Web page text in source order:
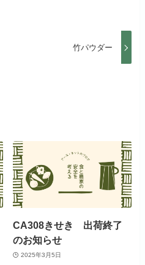
竹パウダー
CA308きせき 出荷終了
のお知らせ
2025年3月5日